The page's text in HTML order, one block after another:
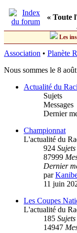
« Toute
Les
Association • Planète
Nous sommes le 8
Actualité du
Sujets
Messages
Dernier
Championnat
L'actualité du
924 Sujets
87999
Dernier
par
11 juin
Les Coupes
L'actualité du
185 Sujets
14947